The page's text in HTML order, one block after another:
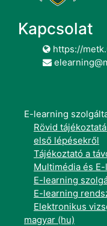
Kapcsolat
https://
E-learning
Rövid
első lépésekről
Tájékoztató a
Multimédia és
E-learning
E-learning
Elektronikus
magyar ‎(hu)‎